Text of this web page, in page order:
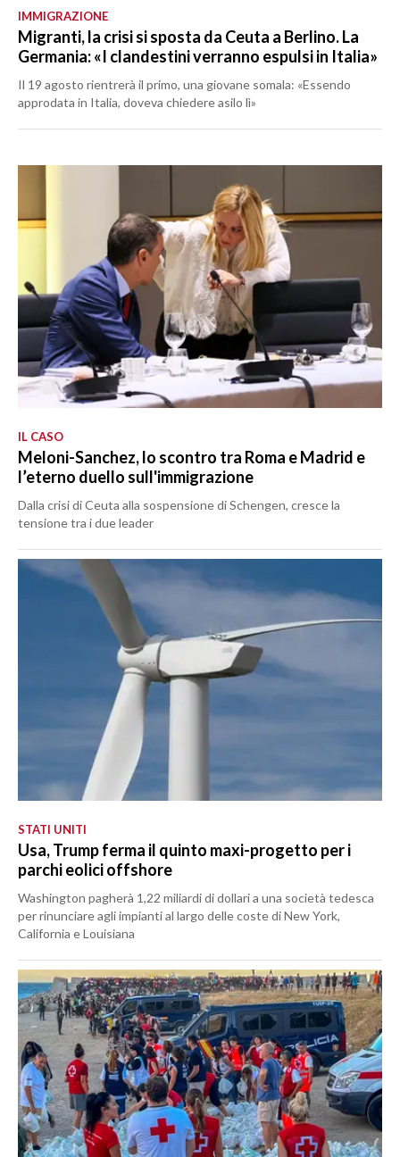
IMMIGRAZIONE
Migranti, la crisi si sposta da Ceuta a Berlino. La
Germania: «I clandestini verranno espulsi in Italia»
Il 19 agosto rientrerà il primo, una giovane somala: «Essendo
approdata in Italia, doveva chiedere asilo lì»
IL CASO
Meloni-Sanchez, lo scontro tra Roma e Madrid e
l’eterno duello sull'immigrazione
Dalla crisi di Ceuta alla sospensione di Schengen, cresce la
tensione tra i due leader
STATI UNITI
Usa, Trump ferma il quinto maxi-progetto per i
parchi eolici offshore
Washington pagherà 1,22 miliardi di dollari a una società tedesca
per rinunciare agli impianti al largo delle coste di New York,
California e Louisiana